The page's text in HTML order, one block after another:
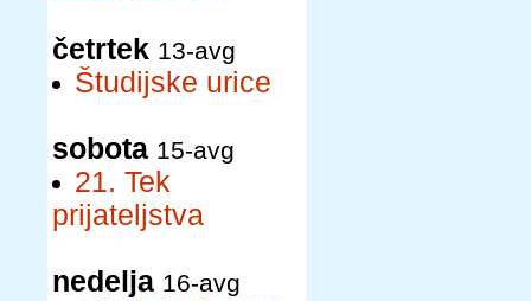
četrtek 13-avg
Študijske urice
sobota 15-avg
21. Tek
prijateljstva
nedelja 16-avg